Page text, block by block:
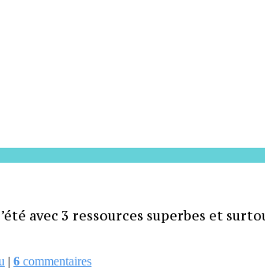
avec 3 ressources superbes et
| 6 commentaires